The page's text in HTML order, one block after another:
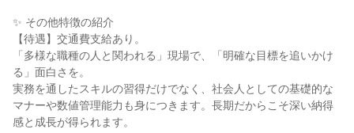
✨ その他特徴の紹介
【待遇】交通費支給あり。
「多様な職種の人と関われる」現場で、「明確な目標を追いかけ
る」面白さを。
実務を通したスキルの習得だけでなく、社会人としての基礎的な
マナーや数値管理能力も身につきます。長期だからこそ深い納得
感と成長が得られます。